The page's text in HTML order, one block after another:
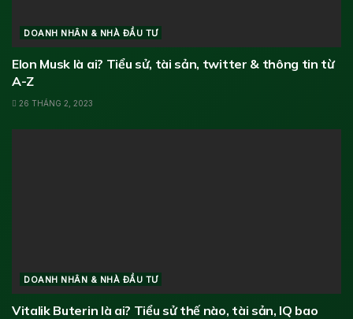
DOANH NHÂN & NHÀ ĐẦU TƯ
Elon Musk là ai? Tiểu sử, tài sản, twitter & thông tin từ
A-Z
26 THÁNG 2, 2023
DOANH NHÂN & NHÀ ĐẦU TƯ
Vitalik Buterin là ai? Tiểu sử thế nào, tài sản, IQ bao